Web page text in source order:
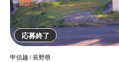
応募終了
甲信越 / 長野県